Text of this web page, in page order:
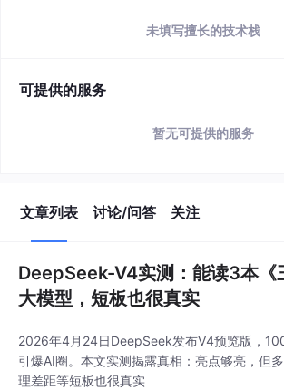
未填写擅长的技术栈
可提供的服务
暂无可提供的服务
文章列表 讨论/问答 关注
DeepSeek-V4实测：能读3本《
大模型，短板也很真实
2026年4月24日DeepSeek发布V4预览版，
引爆AI圈。本文实测揭露真相：亮点够亮，但
理差距等短板也很真实